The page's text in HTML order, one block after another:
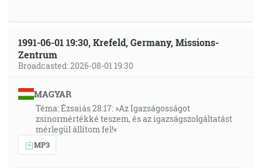
1991-06-01 19:30, Krefeld, Germany, Missions-
Zentrum
Broadcasted: 2026-08-01 19:30
MAGYAR
Téma: Ézsaiás 28:17: »Az Igazságosságot
zsinormértékké teszem, és az igazságszolgáltatást
mérlegül állítom fel!«
MP3